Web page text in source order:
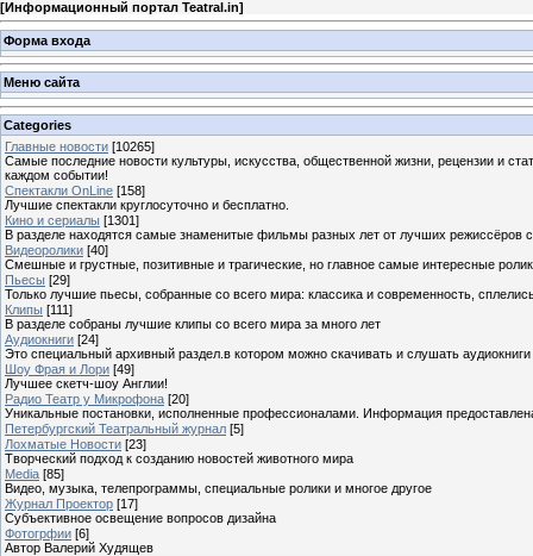
[Информационный портал Teatral.in]
Форма входа
Меню сайта
Categories
Главные новости [10265]
Самые последние новости культуры, искусства, общественной жизни, рецензии и
каждом событии!
Спектакли OnLine [158]
Лучшие спектакли круглосуточно и бесплатно.
Кино и сериалы [1301]
В разделе находятся самые знаменитые фильмы разных лет от лучших режиссёров
Видеоролики [40]
Смешные и грустные, позитивные и трагические, но главное самые интересные
Пьесы [29]
Только лучшие пьесы, собранные со всего мира: классика и современность,
Клипы [111]
В разделе собраны лучшие клипы со всего мира за много лет
Аудиокниги [24]
Это специальный архивный раздел.в котором можно скачивать и слушать
Шоу Фрая и Лори [49]
Лучшее скетч-шоу Англии!
Радио Театр у Микрофона [20]
Уникальные постановки, исполненные профессионалами. Информация
Петербургский Театральный журнал [5]
Лохматые Новости [23]
Творческий подход к созданию новостей животного мира
Media [85]
Видео, музыка, телепрограммы, специальные ролики и многое другое
Журнал Проектор [17]
Субъективное освещение вопросов дизайна
Фотогрфии [6]
Автор Валерий Худящев